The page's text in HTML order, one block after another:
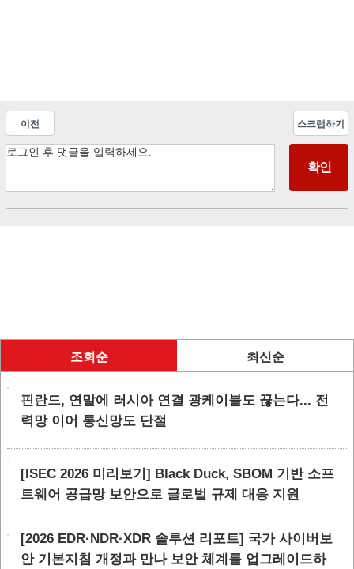
이전 스크랩하기
조회순 최신순
핀란드, 연말에 러시아 연결 광케이블도 끊는다... 전
력망 이어 통신망도 단절
[ISEC 2026 미리보기] Black Duck, SBOM 기반 소프
트웨어 공급망 보안으로 글로벌 규제 대응 지원
[2026 EDR·NDR·XDR 솔루션 리포트] 국가 사이버보
안 기본지침 개정과 만나 보안 체계를 업그레이드하